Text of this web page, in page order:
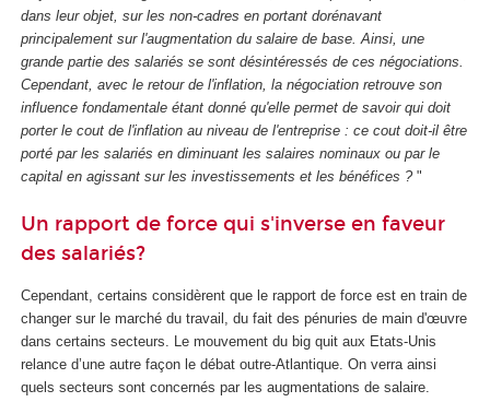
dans leur objet, sur les non-cadres en portant dorénavant
principalement sur l'augmentation du salaire de base. Ainsi, une
grande partie des salariés se sont désintéressés de ces négociations.
Cependant, avec le retour de l'inflation, la négociation retrouve son
influence fondamentale étant donné qu'elle permet de savoir qui doit
porter le cout de l'inflation au niveau de l'entreprise : ce cout doit-il être
porté par les salariés en diminuant les salaires nominaux ou par le
capital en agissant sur les investissements et les bénéfices ?"
Un rapport de force qui s'inverse en faveur
des salariés?
Cependant, certains considèrent que le rapport de force est en train de
changer sur le marché du travail, du fait des pénuries de main d'œuvre
dans certains secteurs. Le mouvement du big quit aux Etats-Unis
relance d’une autre façon le débat outre-Atlantique. On verra ainsi
quels secteurs sont concernés par les augmentations de salaire.